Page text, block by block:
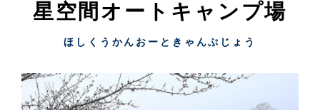
星空間オートキャンプ場
ほしくうかんおーときゃんぷじょう